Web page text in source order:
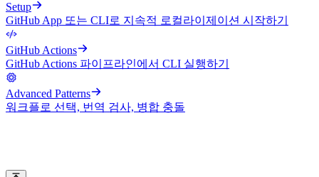
Setup
GitHub App 또는 CLI로 지속적 로컬라이제이션 시작하기
GitHub Actions
GitHub Actions 파이프라인에서 CLI 실행하기
Advanced Patterns
워크플로 선택, 번역 검사, 병합 충돌